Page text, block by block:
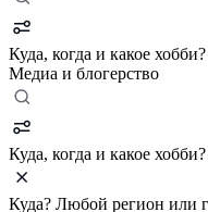
Куда, когда и какое хобби?
Медиа и блогерство
Куда, когда и какое хобби?
Куда? Любой регион или